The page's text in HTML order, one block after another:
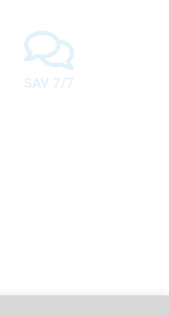
SAV 7/7